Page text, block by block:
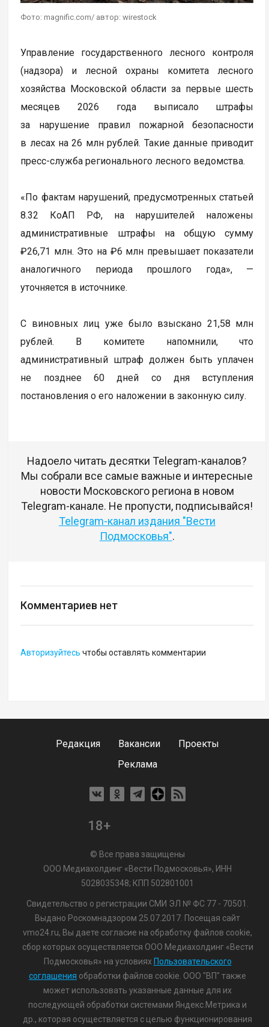
Фото: magnific.com/ автор: wirestock
Управление государственного лесного контроля
(надзора) и лесной охраны комитета лесного
хозяйства Московской области за первые шесть
месяцев 2026 года выписало штрафы
за нарушение правил пожарной безопасности
в лесах на 26 млн рублей. Такие данные приводит
пресс-служба регионального лесного ведомства.
«По фактам нарушений, предусмотренных статьей
8.32 КоАП РФ, на нарушителей наложены
административные штрафы на общую сумму
₽26,71 млн. Это на ₽6 млн превышает показатели
аналогичного периода прошлого года», —
уточняется в источнике.
С виновных лиц уже было взыскано 21,58 млн
рублей. В комитете напомнили, что
административный штраф должен быть уплачен
не позднее 60 дней со дня вступления
постановления о его наложении в законную силу.
Надоело читать десятки Telegram-каналов?
Мы собрали все самые важные и интересные
новости Московского региона в новом
Telegram-канале. Не пропусти, подписывайся!
Telegram-канал издания "Вести
Подмосковья".
Комментариев нет
Авторизуйтесь чтобы оставлять комментарии
Редакция Вакансии
Проекты
Реклама
18+
© Все права защищены
ООО Медиахолдинг «Вести Подмосковья», ИНН
5028035348; КПП 502801001
Свидетельство о регистрации СМИ ЭЛ № ФС 77 - 70501.
Выдано Роскомнадзором 25.07.2017. Посещая сайт
vmo24.ru, Вы даете согласие на обработку файлов cookie,
сбор которых осуществляется ООО Медиахолдинг «Вести
Подмосковья» на условиях Пользовательского
соглашения обработки файлов cookie. ООО "ВП" также
может использовать указанные данные для их
последующей обработки системами Яндекс.Метрика и
др., которая осуществляется с целью функционирования